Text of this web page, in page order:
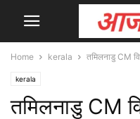
Home kerala तमिलनाडु CM
kerala
तमिलनाडु CM